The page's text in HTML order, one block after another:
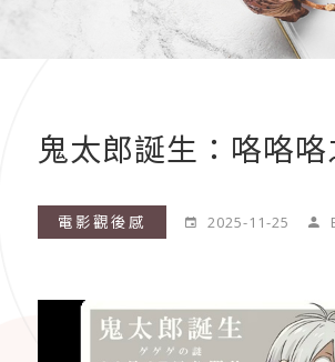
鬼太郎誕生：咯咯咯
電影觀後感 2025-11-25